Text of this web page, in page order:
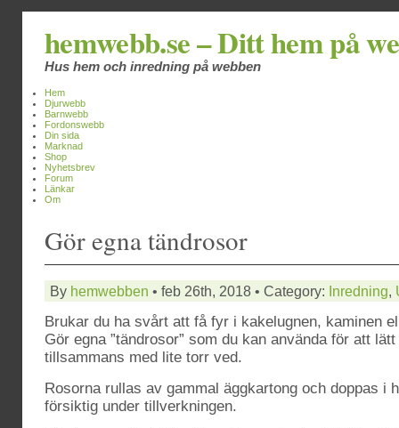
hemwebb.se – Ditt hem på
Hus hem och inredning på webben
Hem
Djurwebb
Barnwebb
Fordonswebb
Din sida
Marknad
Shop
Nyhetsbrev
Forum
Länkar
Om
Gör egna tändrosor
By hemwebben • feb 26th, 2018 • Category: Inredning,
Brukar du ha svårt att få fyr i kakelugnen, kaminen
Gör egna ”tändrosor” som du kan använda för att
tillsammans med lite torr ved.
Rosorna rullas av gammal äggkartong och doppas i
försiktig under tillverkningen.